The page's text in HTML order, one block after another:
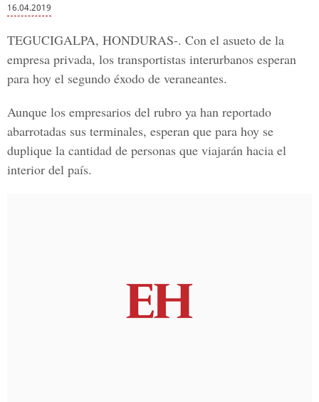
16.04.2019
TEGUCIGALPA, HONDURAS-. Con el asueto de la
empresa privada, los transportistas interurbanos esperan
para hoy el segundo éxodo de veraneantes.
Aunque los empresarios del rubro ya han reportado
abarrotadas sus terminales, esperan que para hoy se
duplique la cantidad de personas que viajarán hacia el
interior del país.